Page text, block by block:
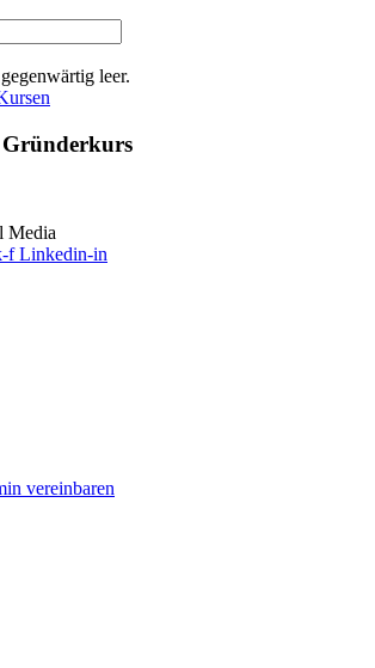
leer.
Gründerkurs
Media
f Linkedin-in
vereinbaren